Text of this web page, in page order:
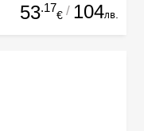
53.17
€ / 104лв.